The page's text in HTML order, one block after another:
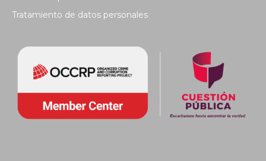
Tratamiento de datos personales